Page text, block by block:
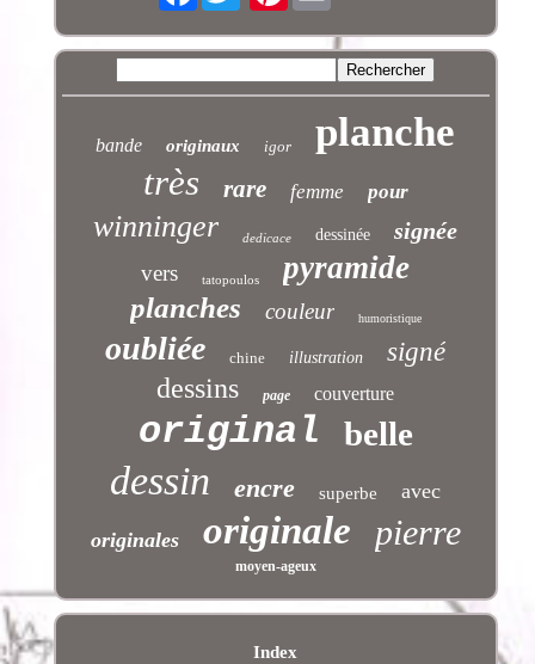
bande originaux igor planche
très rare femme pour
winninger dedicace dessinée signée
vers tatopoulos pyramide
planches couleur humoristique
oubliée chine illustration signé
dessins page couverture
original belle
dessin encre superbe avec
originales originale pierre
moyen-ageux
Index